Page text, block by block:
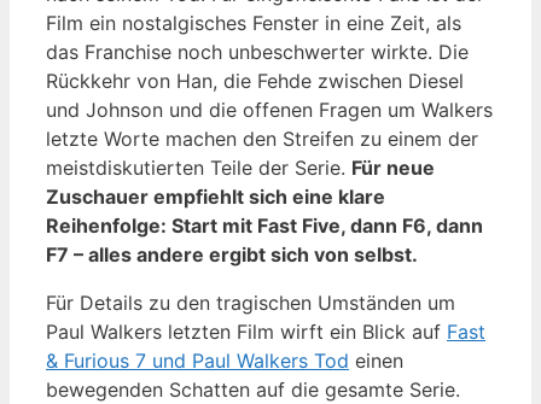
Film ein nostalgisches Fenster in eine Zeit, als
das Franchise noch unbeschwerter wirkte. Die
Rückkehr von Han, die Fehde zwischen Diesel
und Johnson und die offenen Fragen um Walkers
letzte Worte machen den Streifen zu einem der
meistdiskutierten Teile der Serie. Für neue
Zuschauer empfiehlt sich eine klare
Reihenfolge: Start mit Fast Five, dann F6, dann
F7 – alles andere ergibt sich von selbst.
Für Details zu den tragischen Umständen um
Paul Walkers letzten Film wirft ein Blick auf Fast
& Furious 7 und Paul Walkers Tod einen
bewegenden Schatten auf die gesamte Serie.